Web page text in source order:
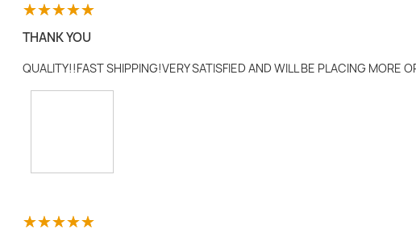
THANK YOU
QUALITY!!FAST SHIPPING!VERY SATISFIED AND WILL BE PLACING MORE